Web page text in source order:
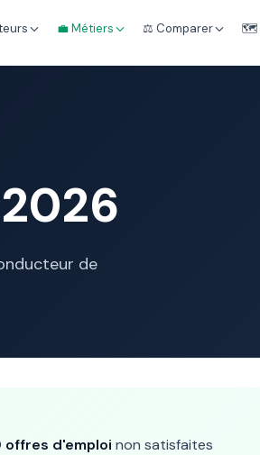
💼 Métiers ⚖️ Comparer 🗺️
2026
de
d'emploi non satisfaites